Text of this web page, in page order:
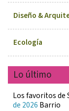
Diseño &
Ecología
Lo último
Los favoritos de
de 2026 Barrio